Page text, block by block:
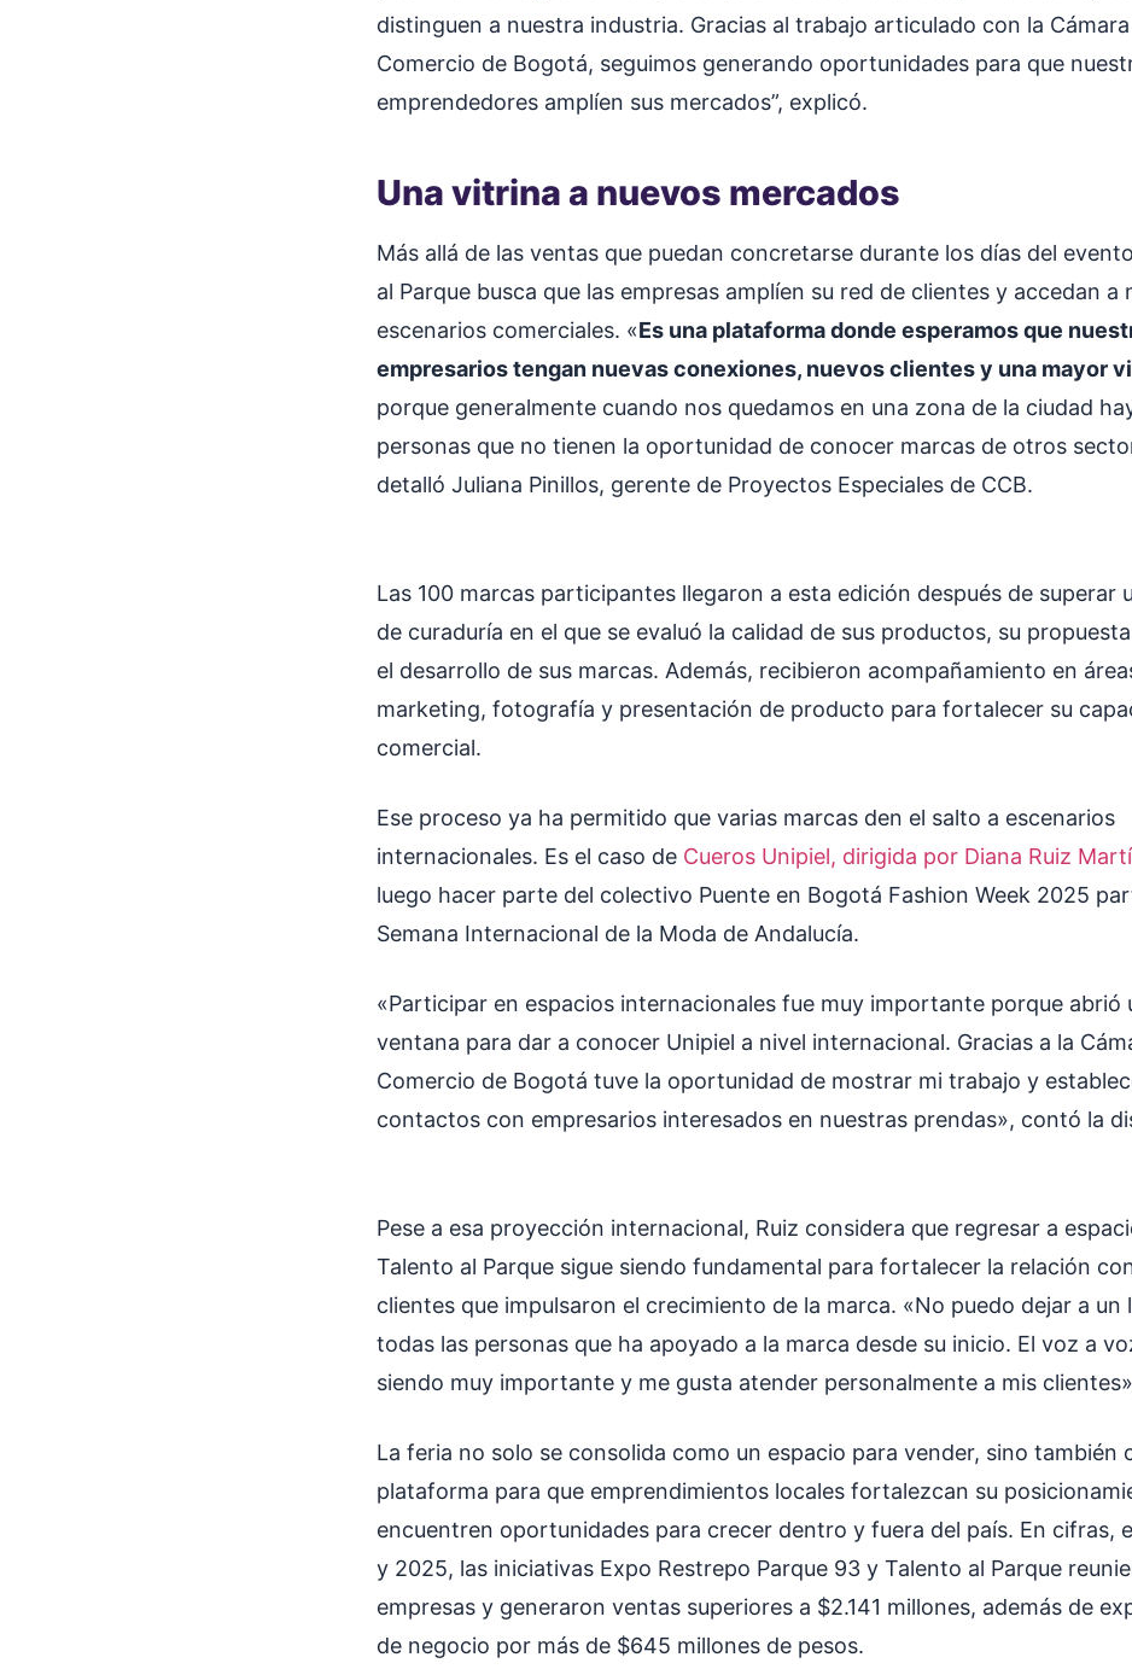
distinguen a nuestra industria. Gracias al trabajo articulado con la
Comercio de Bogotá, seguimos generando oportunidades para que
emprendedores amplíen sus mercados”, explicó.
Una vitrina a nuevos mercados
Más allá de las ventas que puedan concretarse durante los días del
al Parque busca que las empresas amplíen su red de clientes y accedan a
escenarios comerciales. «Es una plataforma donde esperamos que
empresarios tengan nuevas conexiones, nuevos clientes y una mayor
porque generalmente cuando nos quedamos en una zona de la ciudad
personas que no tienen la oportunidad de conocer marcas de otros
detalló Juliana Pinillos, gerente de Proyectos Especiales de CCB.
Las 100 marcas participantes llegaron a esta edición después de superar
de curaduría en el que se evaluó la calidad de sus productos, su
el desarrollo de sus marcas. Además, recibieron acompañamiento en
marketing, fotografía y presentación de producto para fortalecer su
comercial.
Ese proceso ya ha permitido que varias marcas den el salto a escenarios
internacionales. Es el caso de Cueros Unipiel, dirigida por Diana Ruiz
luego hacer parte del colectivo Puente en Bogotá Fashion Week 2025
Semana Internacional de la Moda de Andalucía.
«Participar en espacios internacionales fue muy importante porque abrió
ventana para dar a conocer Unipiel a nivel internacional. Gracias a la
Comercio de Bogotá tuve la oportunidad de mostrar mi trabajo y
contactos con empresarios interesados en nuestras prendas», contó la
Pese a esa proyección internacional, Ruiz considera que regresar a
Talento al Parque sigue siendo fundamental para fortalecer la relación
clientes que impulsaron el crecimiento de la marca. «No puedo dejar a un
todas las personas que ha apoyado a la marca desde su inicio. El voz a
siendo muy importante y me gusta atender personalmente a mis
La feria no solo se consolida como un espacio para vender, sino también
plataforma para que emprendimientos locales fortalezcan su
encuentren oportunidades para crecer dentro y fuera del país. En cifras,
y 2025, las iniciativas Expo Restrepo Parque 93 y Talento al Parque
empresas y generaron ventas superiores a $2.141 millones, además de
de negocio por más de $645 millones de pesos.